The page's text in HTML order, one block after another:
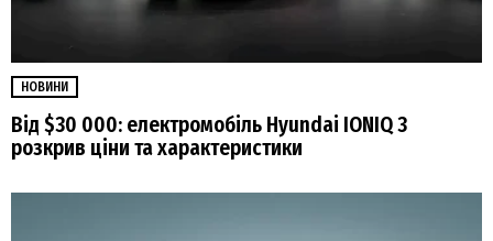
НОВИНИ
Від $30 000: електромобіль Hyundai IONIQ 3
розкрив ціни та характеристики